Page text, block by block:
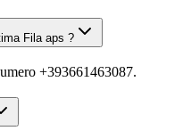
Fila aps ?
+393661463087.